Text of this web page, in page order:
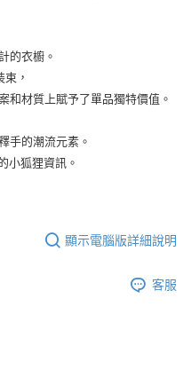
的衣櫥。
，
和材質上賦予了單品獨特價值。
手的潮流元素。
小狐狸資訊。
顯示電腦版詳細說明
客服